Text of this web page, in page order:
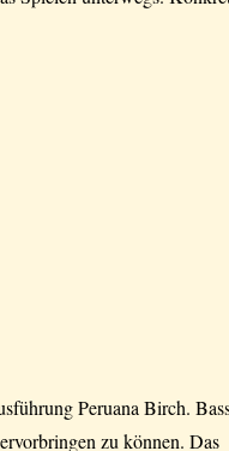
Peruana Birch.
zu können. Das